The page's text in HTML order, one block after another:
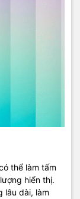
thể làm tấm
hiển thị.
lâu dài, làm